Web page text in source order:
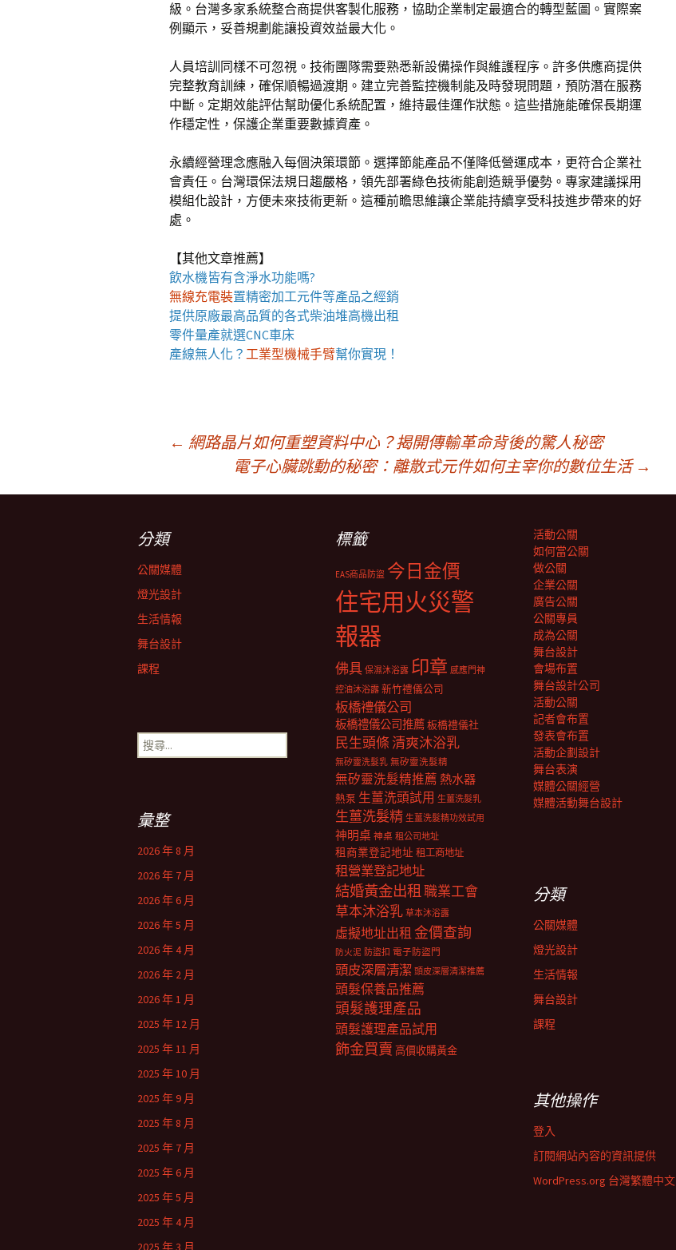
級。台灣多家系統整合商提供客製化服務，協助企業制定最適合的轉型藍圖。實際案
例顯示，妥善規劃能讓投資效益最大化。
人員培訓同樣不可忽視。技術團隊需要熟悉新設備操作與維護程序。許多供應商提供
完整教育訓練，確保順暢過渡期。建立完善監控機制能及時發現問題，預防潛在服務
中斷。定期效能評估幫助優化系統配置，維持最佳運作狀態。這些措施能確保長期運
作穩定性，保護企業重要數據資產。
永續經營理念應融入每個決策環節。選擇節能產品不僅降低營運成本，更符合企業社
會責任。台灣環保法規日趨嚴格，領先部署綠色技術能創造競爭優勢。專家建議採用
模組化設計，方便未來技術更新。這種前瞻思維讓企業能持續享受科技進步帶來的好
處。
【其他文章推薦】
飲水機皆有含淨水功能嗎?
無線充電裝置精密加工元件等產品之經銷
提供原廠最高品質的各式柴油堆高機出租
零件量產就選CNC車床
產線無人化？ 工業型機械手臂幫你實現！
章
← 網路晶片如何重塑資料中心？揭開傳輸革命背後的驚人秘密
電子心臟跳動的秘密：離散式元件如何主宰你的數位生活 →
分類
公關媒體
燈光設計
生活情報
舞台設計
課程
標籤
EAS商品防盜 今日金價
住宅用火災警
報器
佛具 保濕沐浴露 印章 感應門神
控油沐浴露 新竹禮儀公司
板橋禮儀公司
板橋禮儀公司推薦板橋禮儀社
民生頭條清爽沐浴乳
無矽靈洗髮乳 無矽靈洗髮精
無矽靈洗髮精推薦 熱水器
熱泵 生薑洗頭試用 生薑洗髮乳
生薑洗髮精 生薑洗髮精功效試用
神明桌 神桌 租公司地址
租商業登記地址 租工商地址
租營業登記地址
結婚黃金出租職業工會
草本沐浴乳 草本沐浴露
虛擬地址出租 金價查詢
防火泥 防盜扣 電子防盜門
頭皮深層清潔 頭皮深層清潔推薦
頭髮保養品推薦
頭髮護理產品
頭髮護理產品試用
飾金買賣 高價收購黃金
活動公關
如何當公關
做公關
企業公關
廣告公關
公關專員
成為公關
舞台設計
會場布置
舞台設計公司
活動公關
記者會布置
發表會布置
活動企劃設計
舞台表演
媒體公關經營
媒體活動舞台設計
搜
尋
彙整
2026 年 8 月
2026 年 7 月
2026 年 6 月
2026 年 5 月
2026 年 4 月
2026 年 2 月
2026 年 1 月
2025 年 12 月
2025 年 11 月
2025 年 10 月
2025 年 9 月
2025 年 8 月
2025 年 7 月
2025 年 6 月
2025 年 5 月
2025 年 4 月
2025 年 3 月
分類
公關媒體
燈光設計
生活情報
舞台設計
課程
其他操作
登入
訂閱網站內容的資訊提供
WordPress.org 台灣繁體中文